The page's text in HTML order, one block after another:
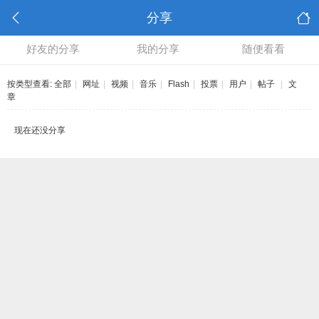
分享
好友的分享 我的分享 随便看看
按类型查看: 全部 网址 视频 音乐 Flash 投票 用户 帖子
文
章
现在还没分享